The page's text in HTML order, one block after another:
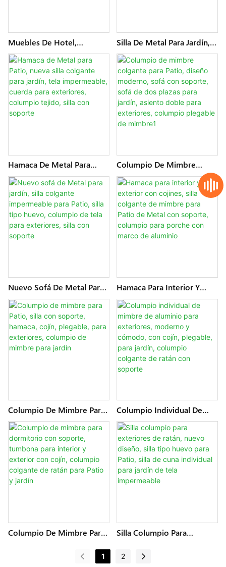
Muebles De Hotel,
Columpio De Huevo Para
Exteriores, Silla Colgante
De Jardín, Sofá Moderno,
Patio, Salón, Mecedora De
Acero Con Doble Asiento
Silla De Metal Para Jardín,
Loveseat, Patio, Silla Tipo
Huevo, Tela Impermeable,
Silla De Cuna Individual
Para Exteriores
Hamaca De Metal Para
Patio, Nueva Silla Colgante
Para Jardín, Tela
Impermeable, Cuerda Para
Exteriores, Columpio
Tejido, Silla Con Soporte
Columpio De Mimbre
Colgante Para Patio, Diseño
Moderno, Sofá Con
Soporte, Sofá De Dos
Plazas Para Jardín, Asiento
Doble Para Exteriores,
Columpio Plegable De
Mimbre1
Nuevo Sofá De Metal Para
Jardín, Silla Colgante
Impermeable Para Patio,
Silla Tipo Huevo, Columpio
De Tela Para Exteriores, Silla
Con Soporte
Hamaca Para Interior Y
Exterior Con Cojines, Silla
Colgante De Mimbre Para
Patio De Metal Con
Soporte, Columpio Para
Porche Con Marco De
Aluminio
Columpio De Mimbre Para
Patio, Silla Con Soporte,
Hamaca, Cojín, Plegable,
Para Exteriores, Columpio
De Mimbre Para Jardín
Columpio Individual De
Mimbre De Aluminio Para
Exteriores, Moderno Y
Cómodo, Con Cojín,
Plegable, Para Jardín,
Columpio Colgante De
Ratán Con Soporte
Columpio De Mimbre Para
Tumbona Para Interior Y
Silla Columpio Para
Diseño, Silla Tipo Huevo
Para Patio, Silla De Cuna
1 2